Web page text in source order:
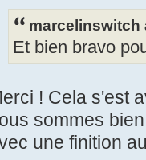
marcelinswitch
Et bien bravo
! Cela s'est
sommes
une finition